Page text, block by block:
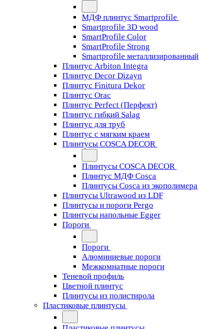
МДФ плинтус Smartprofile
Smartprofile 3D wood
SmartProfile Color
SmartProfile Strong
Smartprofile металлизированный
Плинтус Arbiton Integra
Плинтус Decor Dizayn
Плинтус Finitura Dekor
Плинтус Orac
Плинтус Perfect (Перфект)
Плинтус гибкий Salag
Плинтус для труб
Плинтус с мягким краем
Плинтусы COSCA DECOR
Плинтусы COSCA DECOR
Плинтус МДФ Cosca
Плинтусы Cosca из экополимера
Плинтусы Ultrawood из LDF
Плинтусы и пороги Pergo
Плинтусы напольные Egger
Пороги
Пороги
Алюминиевые пороги
Межкомнатные пороги
Теневой профиль
Цветной плинтус
Плинтусы из полистирола
Пластиковые плинтусы